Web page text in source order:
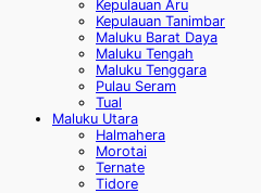
Kepulauan Aru
Kepulauan Tanimbar
Maluku Barat Daya
Maluku Tengah
Maluku Tenggara
Pulau Seram
Tual
Maluku Utara
Halmahera
Morotai
Ternate
Tidore